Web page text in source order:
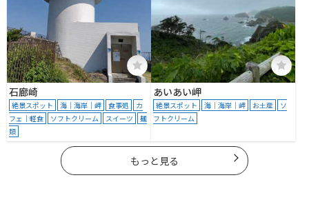
石廊崎
絶景スポット 海｜海岸｜岬 食事処
カ
フェ｜軽食
ソフトクリーム スイーツ
麺
類
あいあい岬
絶景スポット 海｜海岸｜岬 お土産
ソ
フトクリーム
もっと見る